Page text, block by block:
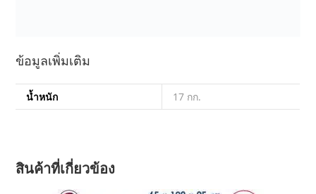
ข้อมูลเพิ่มเติม
น้ำหนัก 17 กก.
สินค้าที่เกี่ยวข้อง